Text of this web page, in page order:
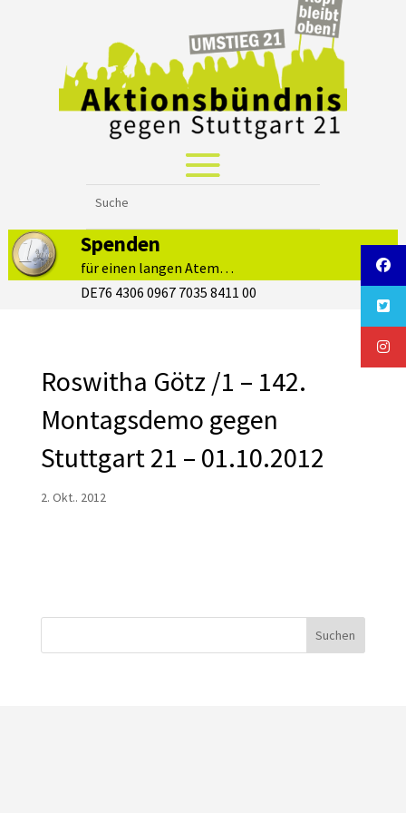
Spenden
für einen langen Atem…
DE76 4306 0967 7035 8411 00
Roswitha Götz /1 – 142.
Montagsdemo gegen
Stuttgart 21 – 01.10.2012
2. Okt.. 2012
Suchen